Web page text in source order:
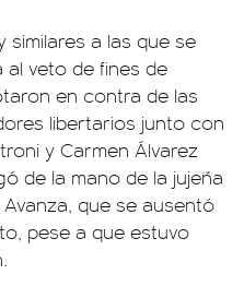
similares a las que se
al veto de fines de
en contra de las
libertarios junto con
y Carmen Álvarez
de la mano de la jujeña
que se ausentó
pese a que estuvo